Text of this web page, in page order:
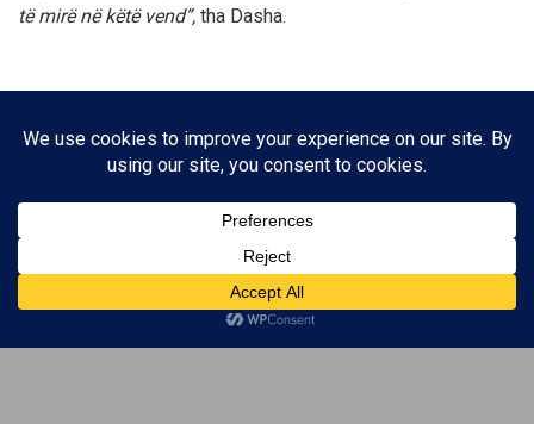
të mirë në këtë vend”, tha Dasha.